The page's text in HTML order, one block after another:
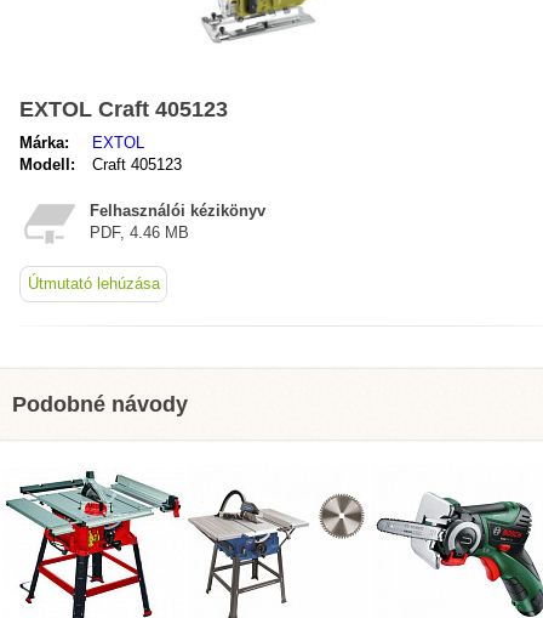
EXTOL Craft 405123
Márka:
EXTOL
Modell:
Craft 405123
Felhasználói kézikönyv
PDF, 4.46 MB
Útmutató lehúzása
Podobné návody